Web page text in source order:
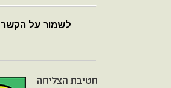
לשמור על הקשר